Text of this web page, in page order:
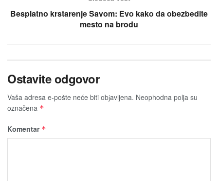
Besplatno krstarenje Savom: Evo kako da obezbedite
mesto na brodu
Ostavite odgovor
Vaša adresa e-pošte neće biti obјavljena. Neophodna polja su
označena *
Komentar *